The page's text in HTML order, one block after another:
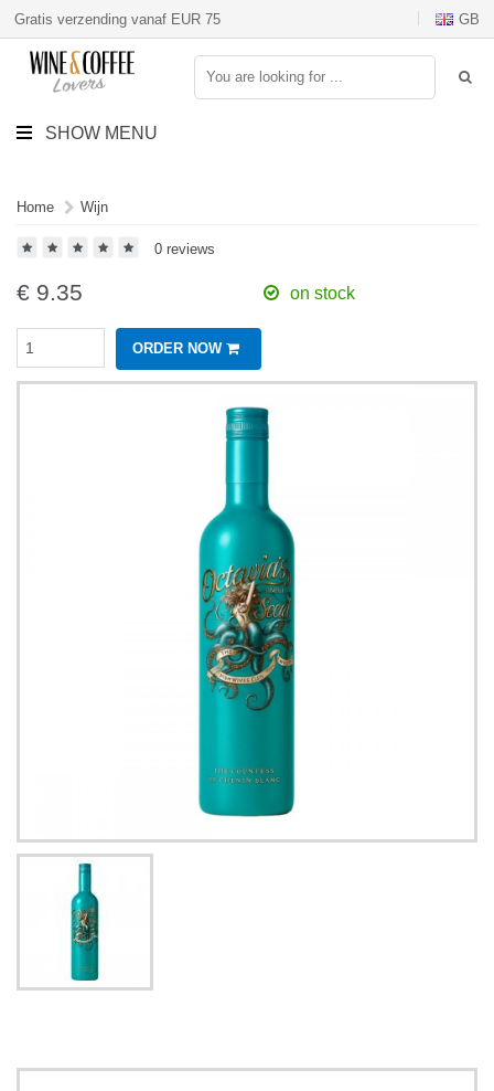
Gratis verzending vanaf EUR 75 GB
SHOW MENU
Home Wijn
0 reviews
€ 9.35 on stock
ORDER NOW